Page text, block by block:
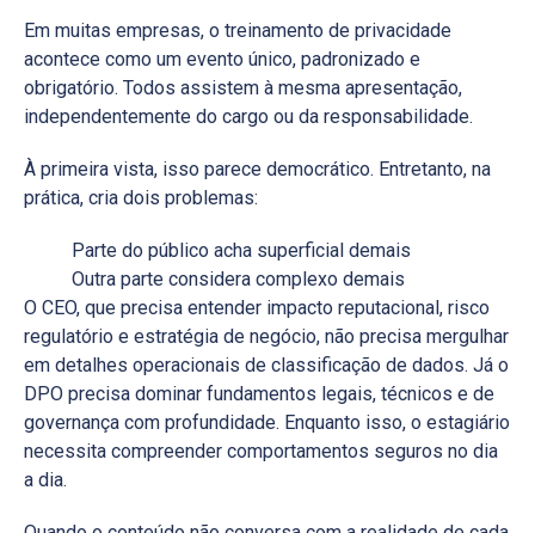
Em muitas empresas, o treinamento de privacidade
acontece como um evento único, padronizado e
obrigatório. Todos assistem à mesma apresentação,
independentemente do cargo ou da responsabilidade.
À primeira vista, isso parece democrático. Entretanto, na
prática, cria dois problemas:
Parte do público acha superficial demais
Outra parte considera complexo demais
O CEO, que precisa entender impacto reputacional, risco
regulatório e estratégia de negócio, não precisa mergulhar
em detalhes operacionais de classificação de dados. Já o
DPO precisa dominar fundamentos legais, técnicos e de
governança com profundidade. Enquanto isso, o estagiário
necessita compreender comportamentos seguros no dia
a dia.